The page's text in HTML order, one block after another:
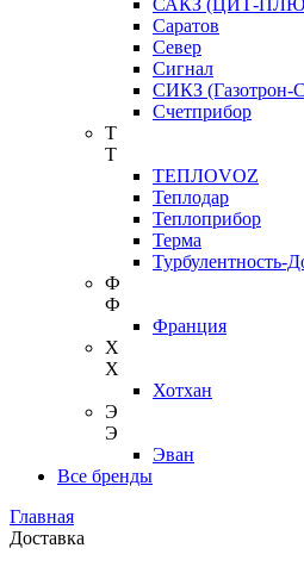
САКЗ (ЦИТ-
Саратов
Север
Сигнал
СИКЗ (Газотрон-
Счетприбор
Т
Т
ТЕПЛОVOZ
Теплодар
Теплоприбор
Терма
Турбулентность-
Ф
Ф
Франция
Х
Х
Хотхан
Э
Э
Эван
Все бренды
Главная
Доставка